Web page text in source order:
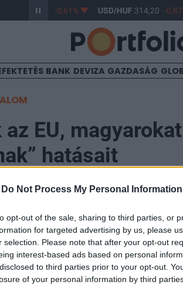
Do Not Process My Personal Information
opt-out of the sale, sharing to third parties, or
for targeted advertising by us, please
selection. Please note that after your opt-out
interest-based ads based on personal
to third parties prior to your opt-out.
of your personal information by third
363,17 -0,61% USD/HUF 314,20 -
BANK DEVIZA GAZDASÁG
EU,
hatásait
mindig sikertörténetnek látszik az
már felszínre jöttek problémák a
hozzáadott értékű ipari
a kivételek között szerepel.